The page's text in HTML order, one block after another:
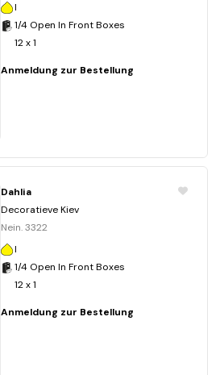
I
1/4 Open In Front Boxes
12 x 1
Anmeldung zur Bestellung
Dahlia
Decoratieve Kiev
Nein. 3322
I
1/4 Open In Front Boxes
12 x 1
Anmeldung zur Bestellung